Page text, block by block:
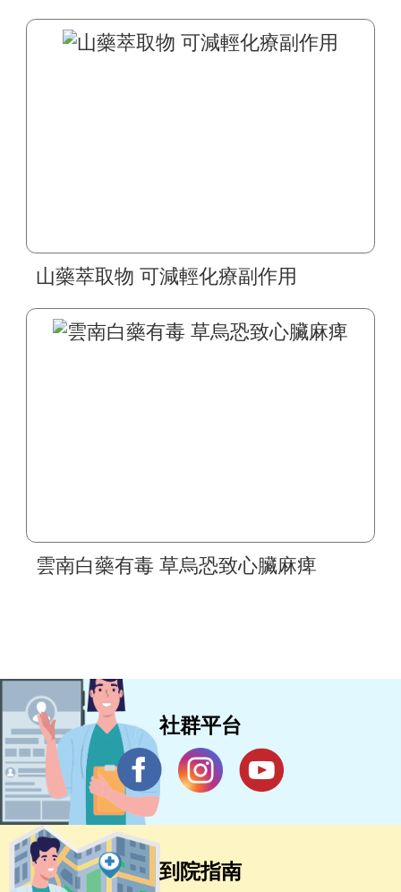
山藥萃取物 可減輕化療副作用
雲南白藥有毒 草烏恐致心臟麻痺
社群平台
到院指南